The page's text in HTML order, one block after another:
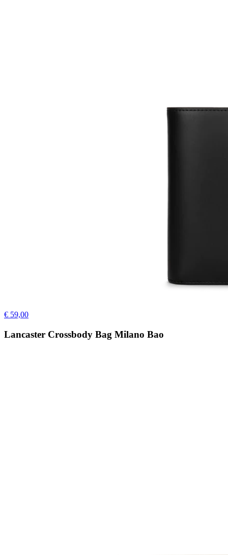
€ 59,00
Lancaster Crossbody Bag Milano Bao